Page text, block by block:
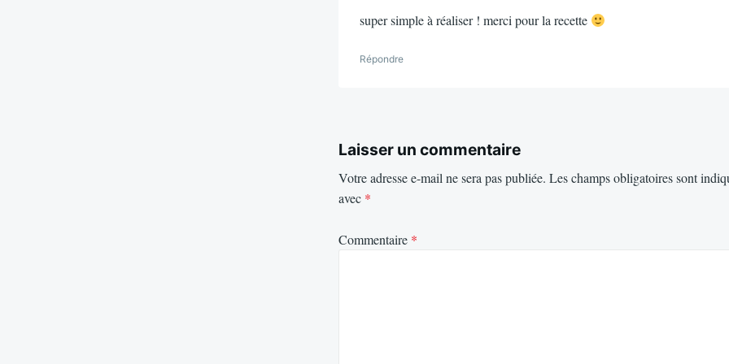
super simple à réaliser ! merci pour la recette
Répondre
Laisser un commentaire
Votre adresse e-mail ne sera pas publiée. Les champs obligatoires sont
avec *
Commentaire *